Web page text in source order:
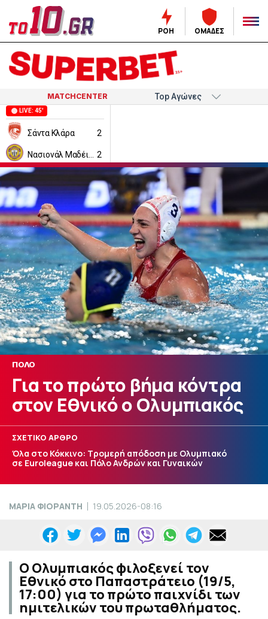
ΡΟΗ ΟΜΑΔΕΣ
MATCHCENTER
LIVE: 45'
Σάντα Κλάρα 2
2
ΠΟΛΟ
Για το πρώτο βήμα κόντρα
στον Εθνικό ο Ολυμπιακός
ΣΧΕΤΙΚΟ ΑΡΘΡΟ
Όλα στο Κόκκινο: Τρομερή απόδοση με Ολυμπιακό
σε Euroleague και Πόλο Ανδρών και Γυναικών
ΜΑΡΙΑ ΦΙΟΡΑΝΤΗ 19.05.2026-08:16
Ο Ολυμπιακός φιλοξενεί τον
Εθνικό στο Παπαστράτειο (19/5,
17:00) για το πρώτο παιχνίδι των
ημιτελικών του πρωταθλήματος.